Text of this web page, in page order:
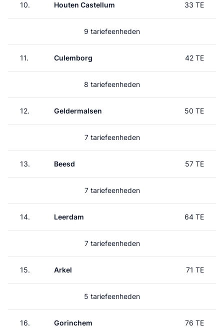
10. Houten Castellum 33 TE
9 tariefeenheden
11. Culemborg 42 TE
8 tariefeenheden
12. Geldermalsen 50 TE
7 tariefeenheden
13. Beesd 57 TE
7 tariefeenheden
14. Leerdam 64 TE
7 tariefeenheden
15. Arkel 71 TE
5 tariefeenheden
16. Gorinchem 76 TE